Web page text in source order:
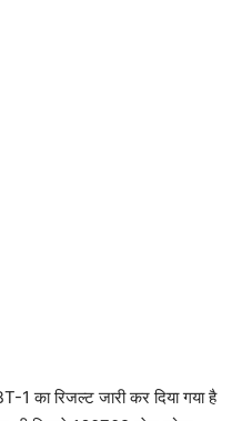
1 का रिजल्ट जारी कर दिया गया है